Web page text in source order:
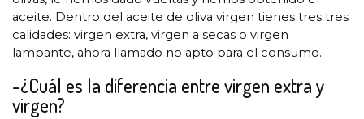
aceite. Dentro del aceite de oliva virgen tienes tres tres
calidades: virgen extra, virgen a secas o virgen
lampante, ahora llamado no apto para el consumo.
-¿Cuál es la diferencia entre virgen extra y
virgen?